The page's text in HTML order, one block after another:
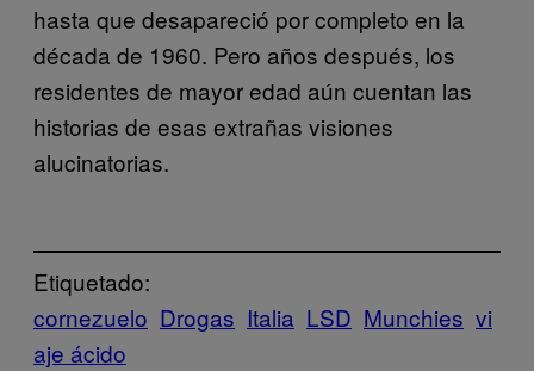
hasta que desapareció por completo en la
década de 1960. Pero años después, los
residentes de mayor edad aún cuentan las
historias de esas extrañas visiones
alucinatorias.
Etiquetado:
cornezuelo Drogas Italia LSD Munchies vi
aje ácido